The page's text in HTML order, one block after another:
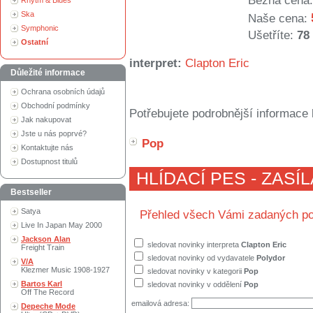
Ska
Symphonic
Ostatní
Důležité informace
Ochrana osobních údajů
Obchodní podmínky
Jak nakupovat
Jste u nás poprvé?
Kontaktujte nás
Dostupnost titulů
Bestseller
Satya
Live In Japan May 2000
Jackson Alan
Freight Train
V/A
Klezmer Music 1908-1927
Bartos Karl
Off The Record
Depeche Mode
Naše cena:
Ušetříte: 78
interpret: Clapton Eric
Potřebujete podrobnější
Pop
HLÍDACÍ PES -
Přehled všech Vámi zadaných
sledovat novinky interpreta Clapton Eric
sledovat novinky od vydavatele Polydor
sledovat novinky v kategorii Pop
sledovat novinky v oddělení Pop
emailová adresa: